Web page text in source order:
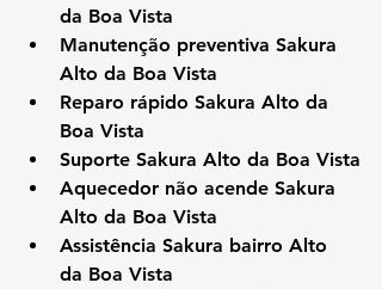
da Boa Vista
Manutenção preventiva Sakura
Alto da Boa Vista
Reparo rápido Sakura Alto da
Boa Vista
Suporte Sakura Alto da Boa Vista
Aquecedor não acende Sakura
Alto da Boa Vista
Assistência Sakura bairro Alto
da Boa Vista